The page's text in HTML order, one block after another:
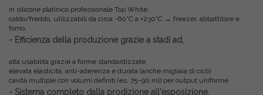
in silicone platinico professionale Top White,
caldo/freddo, utilizzabili da circa -60°C a +230°C → freezer, abbattitore e
forno,
- Efficienza della produzione grazie a stadi ad,
alta usabilità grazie a forme standardizzate,
elevata elasticità, anti-aderenza e durata (anche migliaia di cicli)
cavità multiple con volumi definiti (es. 75–90 ml) per output uniforme
- Sistema completo dalla prodizione all'esposizione,